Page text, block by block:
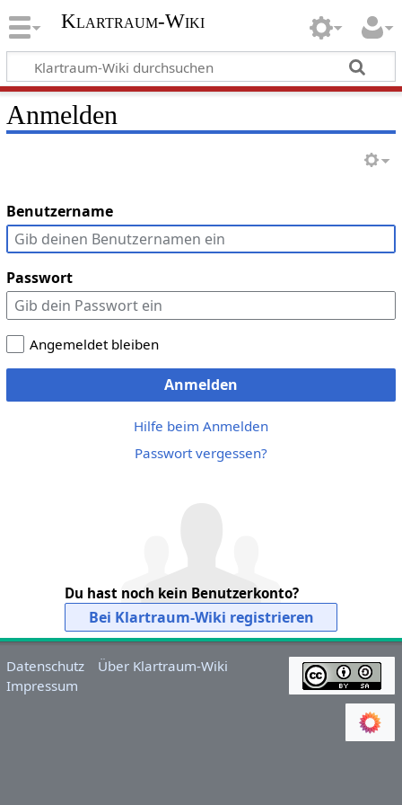
Klartraum-Wiki
Anmelden
Benutzername
Passwort
Angemeldet bleiben
Anmelden
Hilfe beim Anmelden
Passwort vergessen?
Du hast noch kein Benutzerkonto?
Bei Klartraum-Wiki registrieren
Datenschutz
Über Klartraum-Wiki
Impressum